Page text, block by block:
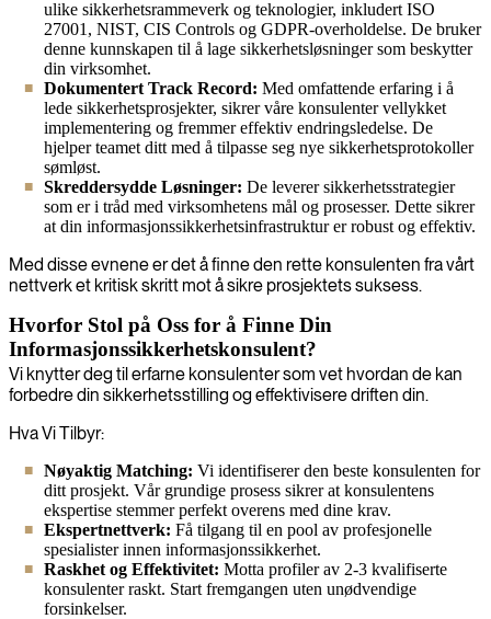
ulike sikkerhetsrammeverk og teknologier, inkludert ISO
27001, NIST, CIS Controls og GDPR-overholdelse. De bruker
denne kunnskapen til å lage sikkerhetsløsninger som beskytter
din virksomhet.
Dokumentert Track Record: Med omfattende erfaring i å
lede sikkerhetsprosjekter, sikrer våre konsulenter vellykket
implementering og fremmer effektiv endringsledelse. De
hjelper teamet ditt med å tilpasse seg nye sikkerhetsprotokoller
sømløst.
Skreddersydde Løsninger: De leverer sikkerhetsstrategier
som er i tråd med virksomhetens mål og prosesser. Dette sikrer
at din informasjonssikkerhetsinfrastruktur er robust og effektiv.
Med disse evnene er det å finne den rette konsulenten fra vårt
nettverk et kritisk skritt mot å sikre prosjektets suksess.
Hvorfor Stol på Oss for å Finne Din
Informasjonssikkerhetskonsulent?
Vi knytter deg til erfarne konsulenter som vet hvordan de kan
forbedre din sikkerhetsstilling og effektivisere driften din.
Hva Vi Tilbyr:
Nøyaktig Matching: Vi identifiserer den beste konsulenten for
ditt prosjekt. Vår grundige prosess sikrer at konsulentens
ekspertise stemmer perfekt overens med dine krav.
Ekspertnettverk: Få tilgang til en pool av profesjonelle
spesialister innen informasjonssikkerhet.
Raskhet og Effektivitet: Motta profiler av 2-3 kvalifiserte
konsulenter raskt. Start fremgangen uten unødvendige
forsinkelser.